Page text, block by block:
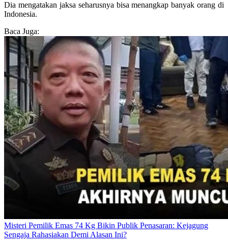
Dia mengatakan jaksa seharusnya bisa menangkap banyak orang di
Indonesia.
Baca Juga:
Misteri Pemilik Emas 74 Kg Bikin Publik Penasaran: Kejagung
Sengaja Rahasiakan Demi Alasan Ini?